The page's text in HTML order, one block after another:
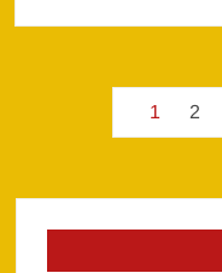
分
1 2